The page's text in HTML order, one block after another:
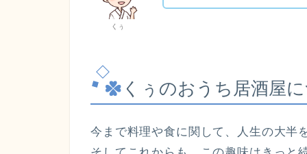
くぅ
くぅのおうち居酒屋
今まで料理や食に関して、人生の大半